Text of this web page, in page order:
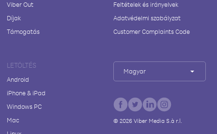
Viber Out
Díjak
Támogatás
Feltételek és irányelvek
Adatvédelmi szabályzat
Customer Complaints Code
LETÖLTÉS
Android
iPhone & iPad
Windows PC
Mac
Magyar
© 2026Viber Media S.à r.l.